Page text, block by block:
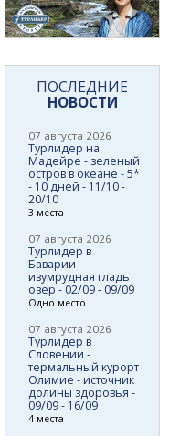
ПОСЛЕДНИЕ
НОВОСТИ
07 августа 2026
Турлидер на
Мадейре - зеленый
остров в океане - 5*
- 10 дней - 11/10 -
20/10
3 места
07 августа 2026
Турлидер в
Баварии -
изумрудная гладь
озер - 02/09 - 09/09
Одно место
07 августа 2026
Турлидер в
Словении -
термальный курорт
Олимие - источник
долины здоровья -
09/09 - 16/09
4 места